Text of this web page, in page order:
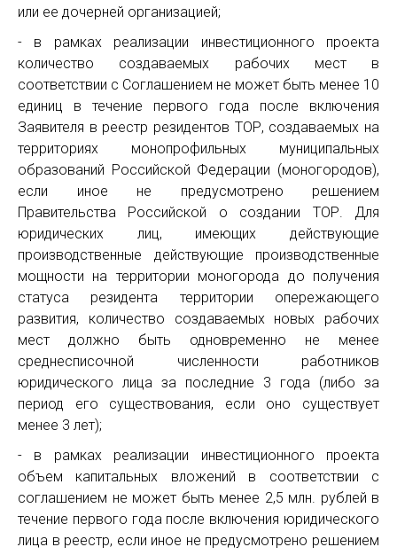
или ее дочерней организацией;
- в рамках реализации инвестиционного проекта
количество создаваемых рабочих мест в
соответствии с Соглашением не может быть менее 10
единиц в течение первого года после включения
Заявителя в реестр резидентов ТОР, создаваемых на
территориях монопрофильных муниципальных
образований Российской Федерации (моногородов),
если иное не предусмотрено решением
Правительства Российской о создании ТОР. Для
юридических лиц, имеющих действующие
производственные действующие производственные
мощности на территории моногорода до получения
статуса резидента территории опережающего
развития, количество создаваемых новых рабочих
мест должно быть одновременно не менее
среднесписочной численности работников
юридического лица за последние 3 года (либо за
период его существования, если оно существует
менее 3 лет);
- в рамках реализации инвестиционного проекта
объем капитальных вложений в соответствии с
соглашением не может быть менее 2,5 млн. рублей в
течение первого года после включения юридического
лица в реестр, если иное не предусмотрено решением